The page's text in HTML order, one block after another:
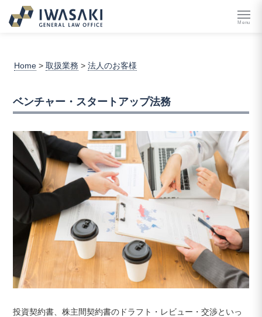
Menu
Home >取扱業務 >法人のお客様
ベンチャー・スタートアップ法務
投資契約書、株主間契約書のドラフト・レビュー・交渉といっ